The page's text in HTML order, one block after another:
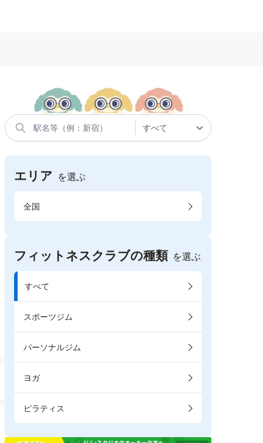
エリア を選ぶ
全国
フィットネスクラブの種類 を選ぶ
すべて
スポーツジム
パーソナルジム
ヨガ
ピラティス